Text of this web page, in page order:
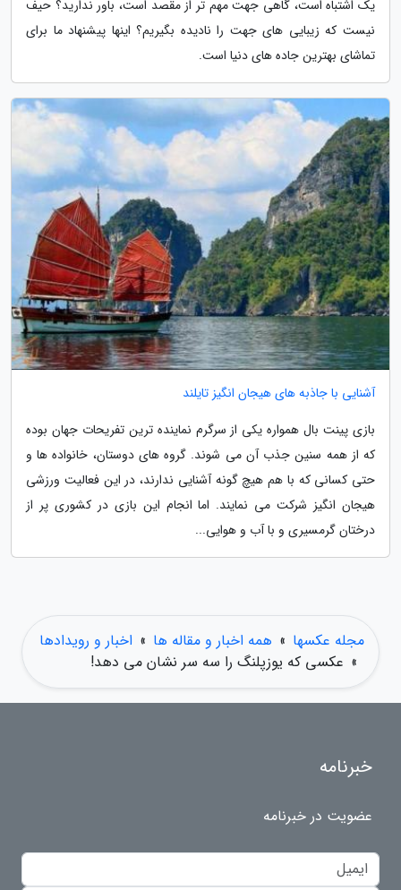
یک اشتباه است، گاهی جهت مهم تر از مقصد است، باور ندارید؟ حیف
نیست که زیبایی های جهت را نادیده بگیریم؟ اینها پیشنهاد ما برای
تماشای بهترین جاده های دنیا است.
آشنایی با جاذبه های هیجان انگیز تایلند
بازی پینت بال همواره یکی از سرگرم نماینده ترین تفریحات جهان بوده
که از همه سنین جذب آن می شوند. گروه های دوستان، خانواده ها و
حتی کسانی که با هم هیچ گونه آشنایی ندارند، در این فعالیت ورزشی
هیجان انگیز شرکت می نمایند. اما انجام این بازی در کشوری پر از
درختان گرمسیری و با آب و هوایی...
مجله عکسها » همه اخبار و مقاله ها » اخبار و رویدادها
» عکسی که یوزپلنگ را سه سر نشان می دهد!
خبرنامه
عضویت در خبرنامه